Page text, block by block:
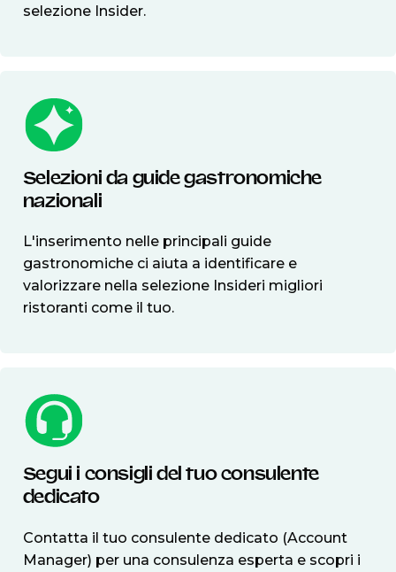
selezione Insider.
Selezioni da guide gastronomiche
nazionali
L'inserimento nelle principali guide
gastronomiche ci aiuta a identificare e
valorizzare nella selezione Insideri migliori
ristoranti come il tuo.
Segui i consigli del tuo consulente
dedicato
Contatta il tuo consulente dedicato (Account
Manager) per una consulenza esperta e scopri i